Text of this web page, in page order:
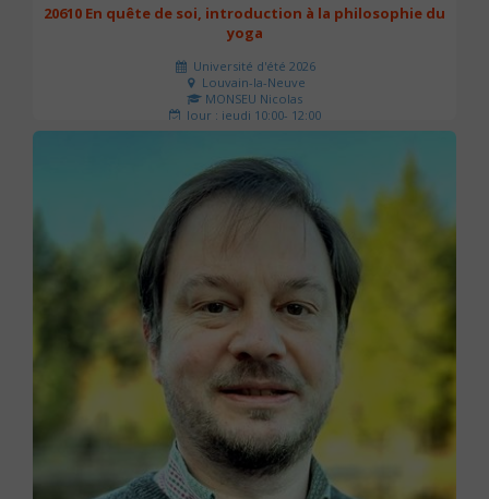
20610 En quête de soi, introduction à la philosophie du
yoga
Université d'été 2026
Louvain-la-Neuve
MONSEU Nicolas
Jour : jeudi 10:00- 12:00
Nombre de séances : 1